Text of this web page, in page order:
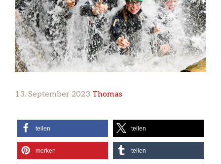
13. September 2023 Thomas
teilen teilen
merken teilen